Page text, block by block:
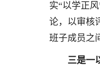
实“以学正
论，以审核
班子成员之
三是一